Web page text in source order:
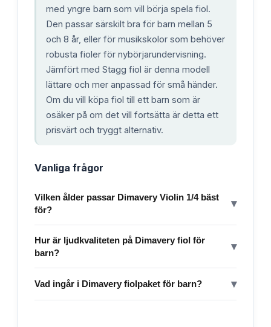
med yngre barn som vill börja spela fiol.
Den passar särskilt bra för barn mellan 5
och 8 år, eller för musikskolor som behöver
robusta fioler för nybörjarundervisning.
Jämfört med Stagg fiol är denna modell
lättare och mer anpassad för små händer.
Om du vill köpa fiol till ett barn som är
osäker på om det vill fortsätta är detta ett
prisvärt och tryggt alternativ.
Vanliga frågor
Vilken ålder passar Dimavery Violin 1/4 bäst
för?
▾
Hur är ljudkvaliteten på Dimavery fiol för
barn?
▾
Vad ingår i Dimavery fiolpaket för barn? ▾